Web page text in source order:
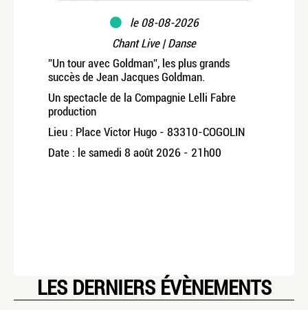
le 08-08-2026
Chant Live | Danse
”Un tour avec Goldman”, les plus grands
succès de Jean Jacques Goldman.
Un spectacle de la Compagnie Lelli Fabre
production
Lieu : Place Victor Hugo - 83310-COGOLIN
Date : le samedi 8 août 2026 - 21h00
LES DERNIERS ÉVÈNEMENTS